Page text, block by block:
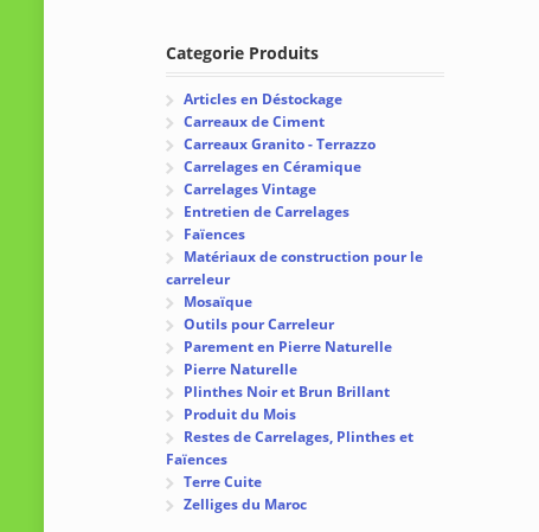
Categorie Produits
Articles en Déstockage
Carreaux de Ciment
Carreaux Granito - Terrazzo
Carrelages en Céramique
Carrelages Vintage
Entretien de Carrelages
Faïences
Matériaux de construction pour le
carreleur
Mosaïque
Outils pour Carreleur
Parement en Pierre Naturelle
Pierre Naturelle
Plinthes Noir et Brun Brillant
Produit du Mois
Restes de Carrelages, Plinthes et
Faïences
Terre Cuite
Zelliges du Maroc